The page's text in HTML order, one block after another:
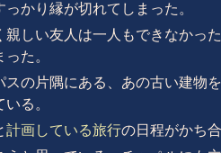
っかり縁が切れてしまった。
親しい友人は一人もできなかっ
た。
スの片隅にある、あの古い建物
る。
計画している旅行の日程がかち